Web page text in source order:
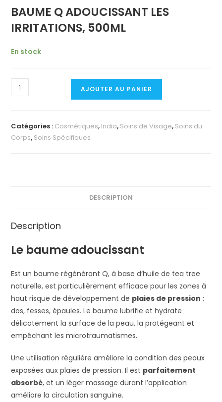
BAUME Q ADOUCISSANT LES
IRRITATIONS, 500ML
En stock
quantité
de
ADOUCISSANT
CBD
AJOUTER AU PANIER
Catégories : Cosmétiques, India, Soins de Visage, Soins du
Corps, Soins Spécifiques
DESCRIPTION
Description
Le baume adoucissant
Est un baume régénérant Q, à base d’huile de tea tree
naturelle, est particulièrement efficace pour les zones à
haut risque de développement de plaies de pression :
dos, fesses, épaules. Le baume lubrifie et hydrate
délicatement la surface de la peau, la protégeant et
empêchant les microtraumatismes.
Une utilisation régulière améliore la condition des peaux
exposées aux plaies de pression. Il est parfaitement
absorbé, et un léger massage durant l’application
améliore la circulation sanguine.